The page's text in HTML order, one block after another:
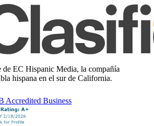
de EC Hispanic Media, la compañía
hispana en el sur de California.
Accredited Business